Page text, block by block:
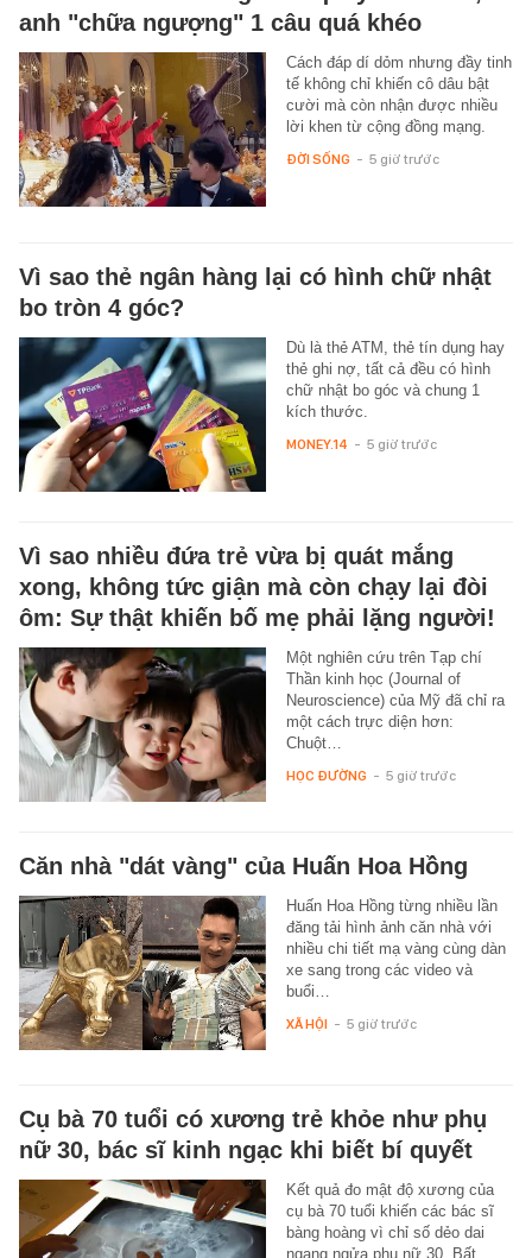
anh "chữa ngượng" 1 câu quá khéo
Cách đáp dí dỏm nhưng đầy tinh
tế không chỉ khiến cô dâu bật
cười mà còn nhận được nhiều
lời khen từ cộng đồng mạng.
ĐỜI SỐNG - 5 giờ trước
Vì sao thẻ ngân hàng lại có hình chữ nhật
bo tròn 4 góc?
Dù là thẻ ATM, thẻ tín dụng hay
thẻ ghi nợ, tất cả đều có hình
chữ nhật bo góc và chung 1
kích thước.
MONEY.14 - 5 giờ trước
Vì sao nhiều đứa trẻ vừa bị quát mắng
xong, không tức giận mà còn chạy lại đòi
ôm: Sự thật khiến bố mẹ phải lặng người!
Một nghiên cứu trên Tạp chí
Thần kinh học (Journal of
Neuroscience) của Mỹ đã chỉ ra
một cách trực diện hơn:
Chuột…
HỌC ĐƯỜNG - 5 giờ trước
Căn nhà "dát vàng" của Huấn Hoa Hồng
Huấn Hoa Hồng từng nhiều lần
đăng tải hình ảnh căn nhà với
nhiều chi tiết mạ vàng cùng dàn
xe sang trong các video và
buổi…
XÃ HỘI - 5 giờ trước
Cụ bà 70 tuổi có xương trẻ khỏe như phụ
nữ 30, bác sĩ kinh ngạc khi biết bí quyết
Kết quả đo mật độ xương của
cụ bà 70 tuổi khiến các bác sĩ
bàng hoàng vì chỉ số dẻo dai
ngang ngửa phụ nữ 30. Bất